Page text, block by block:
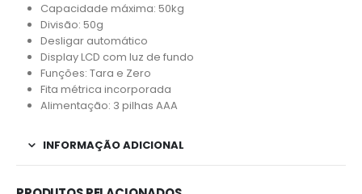
Capacidade máxima: 50kg
Divisão: 50g
Desligar automático
Display LCD com luz de fundo
Funções: Tara e Zero
Fita métrica incorporada
Alimentação: 3 pilhas AAA
INFORMAÇÃO ADICIONAL